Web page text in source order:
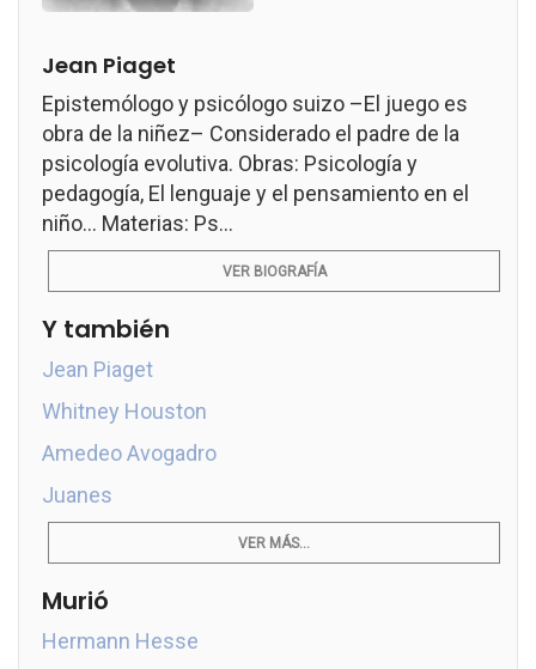
Jean Piaget
Epistemólogo y psicólogo suizo –El juego es
obra de la niñez– Considerado el padre de la
psicología evolutiva. Obras: Psicología y
pedagogía, El lenguaje y el pensamiento en el
niño... Materias: Ps...
VER BIOGRAFÍA
Y también
Jean Piaget
Whitney Houston
Amedeo Avogadro
Juanes
VER MÁS...
Murió
Hermann Hesse